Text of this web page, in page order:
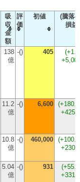
吸
収
金
額
評
価
初値
(騰落
損益
138
億
-() 405 (
11.2
億
-() 6,600 (
10.8
億
-() 460,000 (
5.04
億
-() 931 (